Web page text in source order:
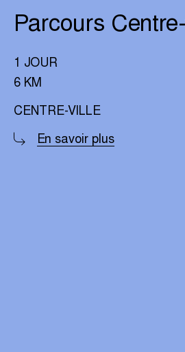
Parcours
1 JOUR
6 KM
CENTRE-VILLE
En savoir plus